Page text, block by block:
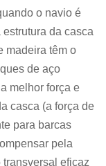
o navio é
da casca
madeira têm o
de aço
melhor força e
casca (a força de
para barcas
pela
eficaz